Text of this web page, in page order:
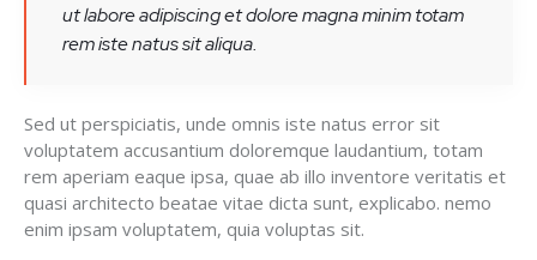
ut labore adipiscing et dolore magna minim totam
rem iste natus sit aliqua.
Sed ut perspiciatis, unde omnis iste natus error sit
voluptatem accusantium doloremque laudantium, totam
rem aperiam eaque ipsa, quae ab illo inventore veritatis et
quasi architecto beatae vitae dicta sunt, explicabo. nemo
enim ipsam voluptatem, quia voluptas sit.